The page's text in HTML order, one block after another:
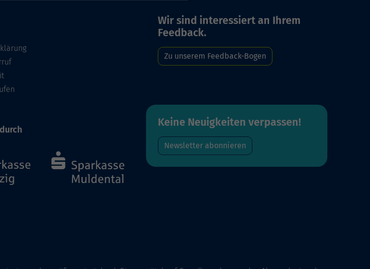
Wir sind interessiert an Ihrem
Feedback.
Zu unserem Feedback-Bogen
Keine Neuigkeiten verpassen!
Newsletter abonnieren